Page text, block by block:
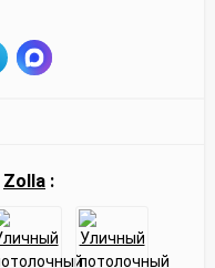
Zolla :